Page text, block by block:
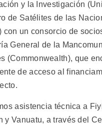
y la Investigación
de Satélites de las
con un consorcio de
General de la
(Commonwealth), que
de acceso al
asistencia técnica a
y Vanuatu, a través del